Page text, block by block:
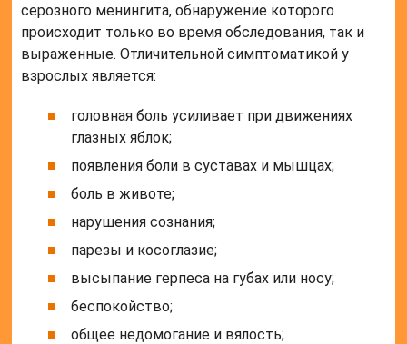
серозного менингита, обнаружение которого
происходит только во время обследования, так и
выраженные. Отличительной симптоматикой у
взрослых является:
головная боль усиливает при движениях
глазных яблок;
появления боли в суставах и мышцах;
боль в животе;
нарушения сознания;
парезы и косоглазие;
высыпание герпеса на губах или носу;
беспокойство;
общее недомогание и вялость;